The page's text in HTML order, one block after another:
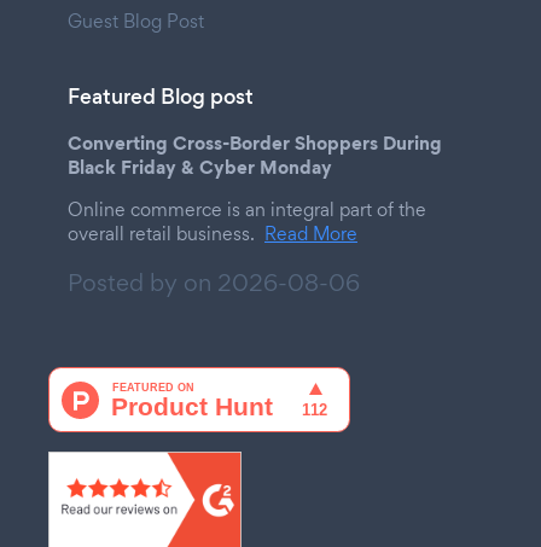
Guest Blog Post
Featured Blog post
Converting Cross-Border Shoppers During
Black Friday & Cyber Monday
Online commerce is an integral part of the
overall retail business. Read More
Posted by on 2026-08-06